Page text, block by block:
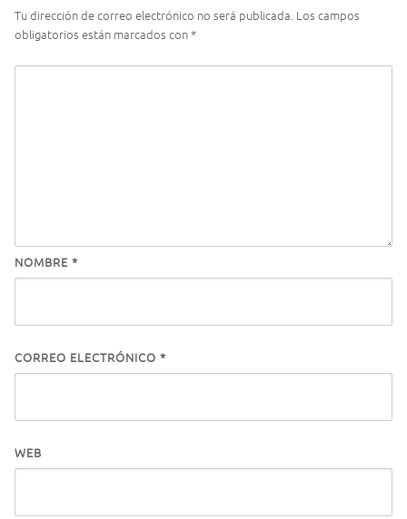
Tu dirección de correo electrónico no será publicada. Los campos
obligatorios están marcados con*
NOMBRE *
CORREO ELECTRÓNICO *
WEB